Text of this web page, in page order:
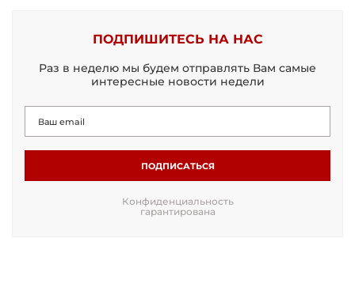
ПОДПИШИТЕСЬ НА НАС
Раз в неделю мы будем отправлять Вам самые
интересные новости недели
ПОДПИСАТЬСЯ
Конфиденциальность
гарантирована